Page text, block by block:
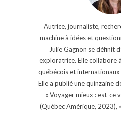
Autrice, journaliste,
machine à idées et
Julie Gagnon se définit
exploratrice. Elle collabore
québécois et internationaux
Elle a publié une quinzaine
« Voyager mieux : est-ce
(Québec Amérique, 2023),